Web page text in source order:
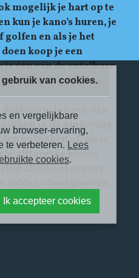
mogelijk je hart op te
kun je kano’s huren, je
en als je het
koop je een
één van de ontelbare
daar te genieten.
om je heen dan
in de omgeving,
bezoeken of, als je
pittoreske kleine
altijd wel ergens
zolder, ofwel gewoon,
is. Kortom, er is
gebruik van cookies.
en vergelijkbare
browser-ervaring,
te verbeteren. Lees
cookies.
Ik accepteer cookies